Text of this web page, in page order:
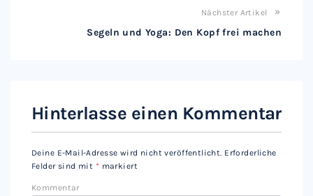
Nächster Artikel
Segeln und Yoga: Den Kopf frei machen
Hinterlasse einen Kommentar
Deine E-Mail-Adresse wird nicht veröffentlicht. Erforderliche
Felder sind mit * markiert
Kommentar